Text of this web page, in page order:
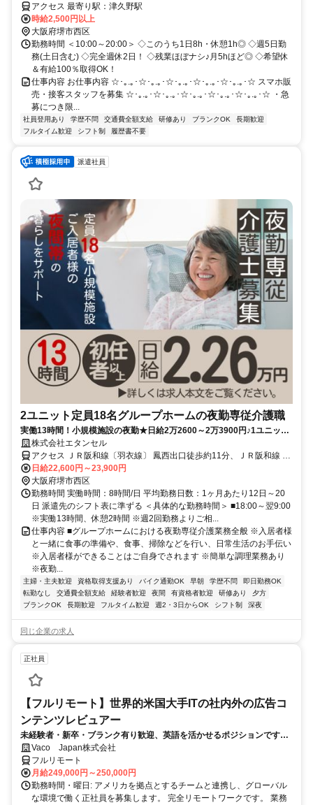
アクセス 最寄り駅：津久野駅
時給2,500円以上
大阪府堺市西区
勤務時間 ＜10:00～20:00＞ ◇このうち1日8h・休憩1h◎ ◇週5日勤
務(土日含む) ◇完全週休2日！ ◇残業ほぼナシ♪月5hほど◎ ◇希望休
＆有給100％取得OK！
仕事内容 お仕事内容 ☆･｡.｡･☆･｡.｡･☆･｡.｡･☆･｡.｡･☆･｡.｡･☆ スマホ販
売・接客スタッフを募集 ☆･｡.｡･☆･｡.｡･☆･｡.｡･☆･｡.｡･☆･｡.｡･☆ ・急
募につき限...
社員登用あり 学歴不問 交通費全額支給 研修あり ブランクOK
長期歓迎
フルタイム歓迎
シフト制 履歴書不要
派遣社員
2ユニット定員18名グループホームの夜勤専従介護職
実働13時間！小規模施設の夜勤★日給2万2600～2万3900円♪1ユニット
1名体制｜週2回～相談可
株式会社エタンセル
アクセス ＪＲ阪和線〔羽衣線〕 鳳西出口徒歩約11分、ＪＲ阪和線 鳳
西出口徒歩約11分、ＪＲ阪和線 津久野東口徒歩約13分 【勤務地最寄
駅】JR阪和線「鳳」駅より徒歩15分
日給22,600円～23,900円
大阪府堺市西区
勤務時間 実働時間：8時間/日 平均勤務日数：1ヶ月あたり12日～20
日 派遣先のシフト表に準ずる ＜具体的な勤務時間＞ ■18:00～翌9:00
※実働13時間、休憩2時間 ※週2回勤務よりご相...
仕事内容 ■グループホームにおける夜勤専従介護業務全般 ※入居者様
と一緒に食事の準備や、食事、掃除などを行い、日常生活のお手伝い
※入居者様ができることはご自身でされます ※簡単な調理業務あり
※夜勤...
主婦・主夫歓迎 資格取得支援あり バイク通勤OK 早朝 学歴不問
即日勤務OK
転勤なし
交通費全額支給 経験者歓迎 夜間 有資格者歓迎 研修あり
夕方
ブランクOK
長期歓迎 フルタイム歓迎 週2・3日からOK シフト制 深夜
同じ企業の求人
正社員
【フルリモート】世界的米国大手ITの社内外の広告コ
ンテンツレビュアー
未経験者・新卒・ブランク有り歓迎、英語を活かせるポジションです。
完全リモート
Vaco Japan株式会社
フルリモート
月給249,000円～250,000円
勤務時間・曜日: アメリカを拠点とするチームと連携し、グローバル
な環境で働く正社員を募集します。 完全リモートワークです。 業務